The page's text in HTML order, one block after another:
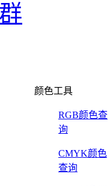
颜色工具
RGB颜色查
询
CMYK颜色
查询